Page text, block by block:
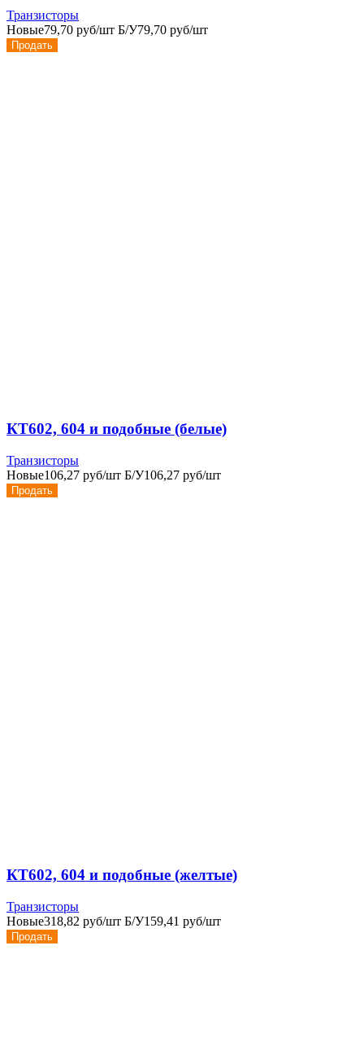
Транзисторы
Новые79,70 руб/шт Б/У79,70 руб/шт
Продать
КТ602, 604 и подобные (белые)
Транзисторы
Новые106,27 руб/шт Б/У106,27 руб/шт
Продать
КТ602, 604 и подобные (желтые)
Транзисторы
Новые318,82 руб/шт Б/У159,41 руб/шт
Продать